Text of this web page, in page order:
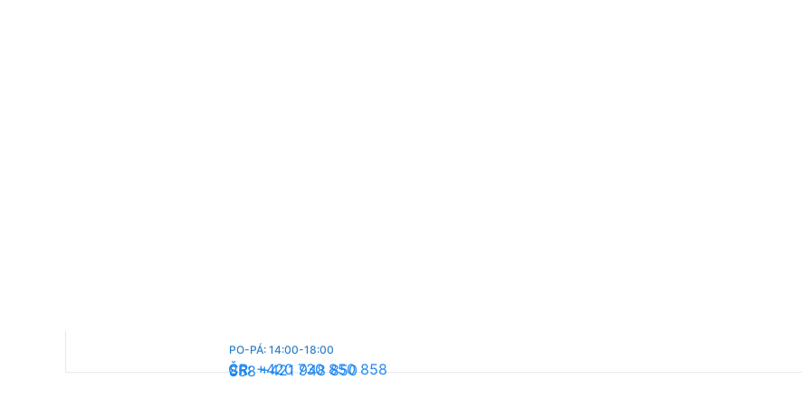
PO-PÁ: 14:00-18:00
ČR: +420 730 850 858
SR: +421 948 850 858